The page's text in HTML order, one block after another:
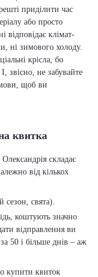
приділити час
або просто
відповідає клімат-
ні зимового холоду.
крісла, бо
звісно, не забувайте
щоб ви
квитка
складає
від кількох
сезон, свята).
коштують значно
відправлення ви
50 і більше днів – аж
купити квиток